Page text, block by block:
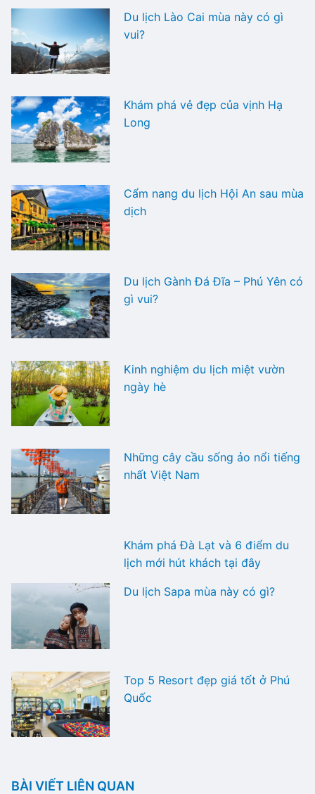
Du lịch Lào Cai mùa này có gì
vui?
Khám phá vẻ đẹp của vịnh Hạ
Long
Cẩm nang du lịch Hội An sau mùa
dịch
Du lịch Gành Đá Đĩa – Phú Yên có
gì vui?
Kinh nghiệm du lịch miệt vườn
ngày hè
Những cây cầu sống ảo nổi tiếng
nhất Việt Nam
Khám phá Đà Lạt và 6 điểm du
lịch mới hút khách tại đây
Du lịch Sapa mùa này có gì?
Top 5 Resort đẹp giá tốt ở Phú
Quốc
BÀI VIẾT LIÊN QUAN